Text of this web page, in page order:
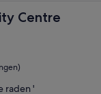
Centre
raden '